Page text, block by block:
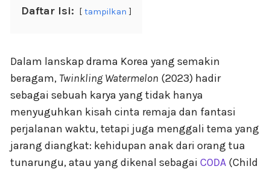
Daftar Isi: tampilkan
Dalam lanskap drama Korea yang semakin
beragam, Twinkling Watermelon (2023) hadir
sebagai sebuah karya yang tidak hanya
menyuguhkan kisah cinta remaja dan fantasi
perjalanan waktu, tetapi juga menggali tema yang
jarang diangkat: kehidupan anak dari orang tua
tunarungu, atau yang dikenal sebagai CODA (Child